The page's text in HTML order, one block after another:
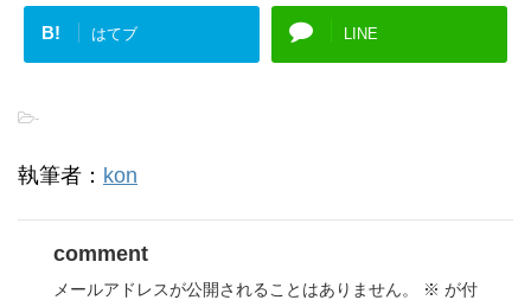
B! はてブ LINE
-
執筆者： kon
comment
メールアドレスが公開されることはありません。 ※ が付